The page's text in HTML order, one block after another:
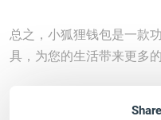
总之，小狐狸钱包是一款
具，为您的生活带来更多